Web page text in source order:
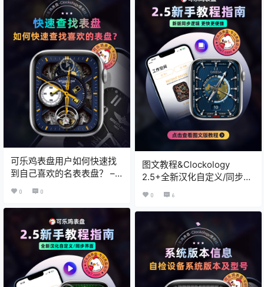
可乐鸡表盘用户如何快速找
到自己喜欢的名表表盘？ –
可乐鸡表盘 X Clockology教
0 0
图文教程&Clockology
2.5+全新汉化自定义/同步界
面新手教程指南
0 6